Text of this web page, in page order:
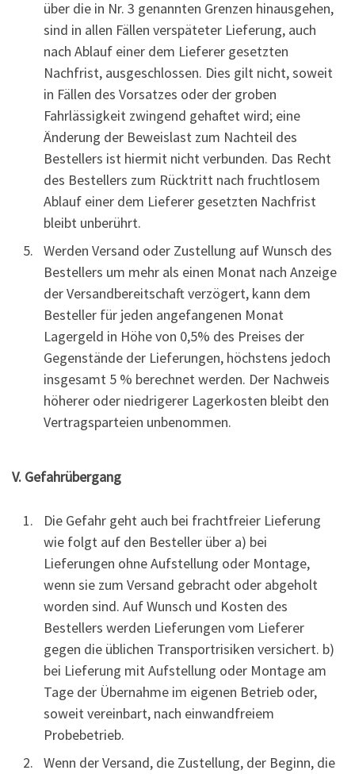
über die in Nr. 3 genannten Grenzen hinausgehen,
sind in allen Fällen verspäteter Lieferung, auch
nach Ablauf einer dem Lieferer gesetzten
Nachfrist, ausgeschlossen. Dies gilt nicht, soweit
in Fällen des Vorsatzes oder der groben
Fahrlässigkeit zwingend gehaftet wird; eine
Änderung der Beweislast zum Nachteil des
Bestellers ist hiermit nicht verbunden. Das Recht
des Bestellers zum Rücktritt nach fruchtlosem
Ablauf einer dem Lieferer gesetzten Nachfrist
bleibt unberührt.
Werden Versand oder Zustellung auf Wunsch des
Bestellers um mehr als einen Monat nach Anzeige
der Versandbereitschaft verzögert, kann dem
Besteller für jeden angefangenen Monat
Lagergeld in Höhe von 0,5% des Preises der
Gegenstände der Lieferungen, höchstens jedoch
insgesamt 5 % berechnet werden. Der Nachweis
höherer oder niedrigerer Lagerkosten bleibt den
Vertragsparteien unbenommen.
V. Gefahrübergang
Die Gefahr geht auch bei frachtfreier Lieferung
wie folgt auf den Besteller über a) bei
Lieferungen ohne Aufstellung oder Montage,
wenn sie zum Versand gebracht oder abgeholt
worden sind. Auf Wunsch und Kosten des
Bestellers werden Lieferungen vom Lieferer
gegen die üblichen Transportrisiken versichert. b)
bei Lieferung mit Aufstellung oder Montage am
Tage der Übernahme im eigenen Betrieb oder,
soweit vereinbart, nach einwandfreiem
Probebetrieb.
Wenn der Versand, die Zustellung, der Beginn, die